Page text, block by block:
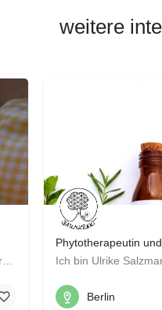
weitere
Ich bin Lea Marie Grundt, leidenschaftliche Kräuterpädagogin und Naturliebhaberin. Unter dem Namen Erde an…
Phytotherapeutin
01520 2759328
Grünheider Weg
Berlin